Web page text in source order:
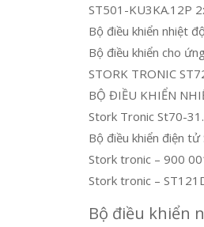
ST501-KU3KA.12P
Bộ điều khiển nhiệt
Bộ điều khiển cho
STORK TRONIC
BỘ ĐIỀU KHIỂN
Stork Tronic St70-
Bộ điều khiển điện
Stork tronic – 900
Stork tronic –
Bộ điều khiển